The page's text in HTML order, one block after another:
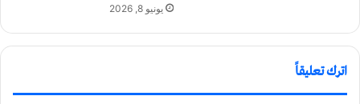
يونيو 8, 2026
اترك تعليقاً